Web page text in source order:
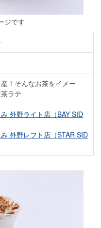
ジです
！そんなお茶をイメー
ラテ
外野ライト店（BAY SID
外野レフト店（STAR SID